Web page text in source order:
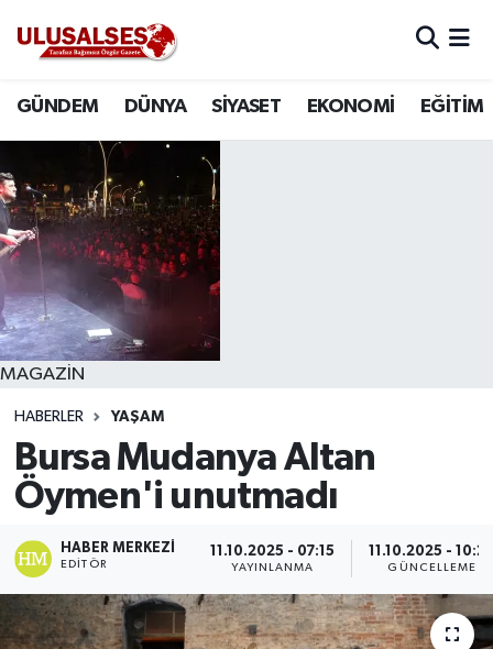
GÜNDEM DÜNYA SİYASET EKONOMİ EĞİTİM
MAGAZİN
HABERLER YAŞAM
Bursa Mudanya Altan
Öymen'i unutmadı
HABER MERKEZI
EDITÖR
11.10.2025 - 07:15
YAYINLANMA
11.10.2025 -
GÜNCELLEME
DÜNYA
SİYASET
EKONOMİ
EĞİTİM
SAĞLIK
MAGAZİN
SPOR
Trafik Durumu
Süper Lig Puan Durumu ve Fikstür
Tüm Manşetler
Son Dakika Haberleri
Haber Arşivi